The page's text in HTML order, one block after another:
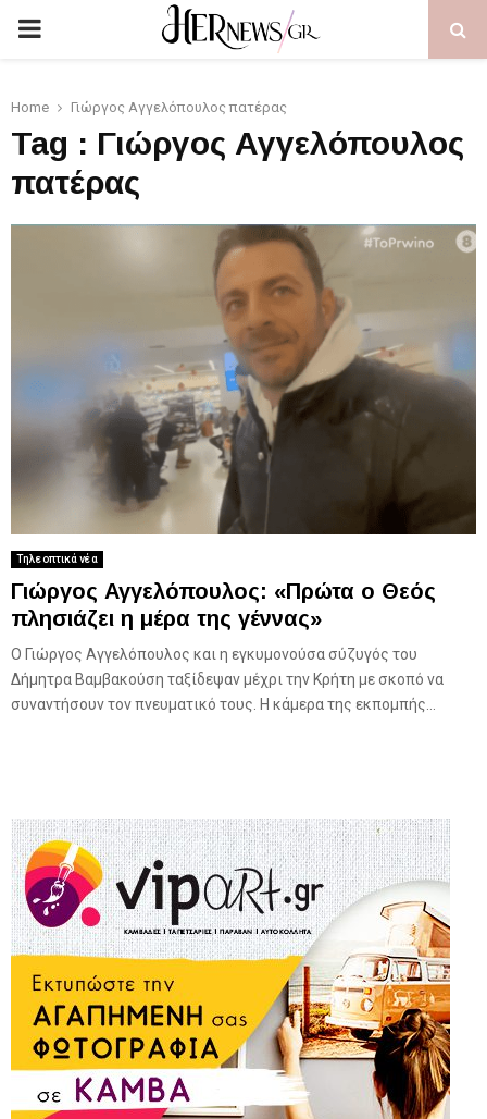
PRIMARY
Home Γιώργος Αγγελόπουλος πατέρας
Tag : Γιώργος Αγγελόπουλος
πατέρας
Τηλεοπτικά νέα
Γιώργος Αγγελόπουλος: «Πρώτα ο Θεός
πλησιάζει η μέρα της γέννας»
Ο Γιώργος Αγγελόπουλος και η εγκυμονούσα σύζυγός του
Δήμητρα Βαμβακούση ταξίδεψαν μέχρι την Κρήτη με σκοπό να
συναντήσουν τον πνευματικό τους. Η κάμερα της εκπομπής...